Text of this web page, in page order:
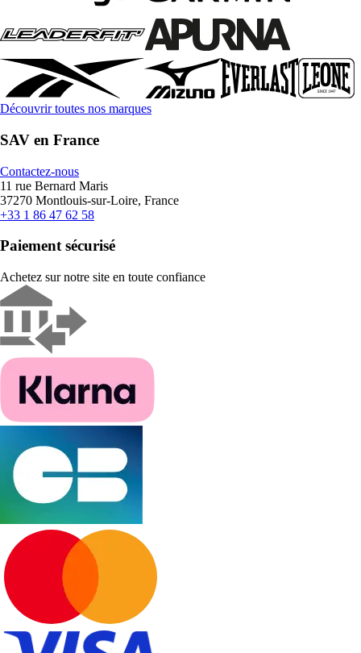
Découvrir toutes nos marques
SAV en France
Contactez-nous
11 rue Bernard Maris
37270 Montlouis-sur-Loire, France
+33 1 86 47 62 58
Paiement sécurisé
Achetez sur notre site en toute confiance